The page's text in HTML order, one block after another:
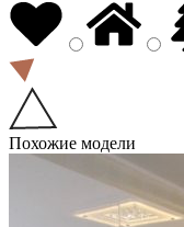
Похожие модели